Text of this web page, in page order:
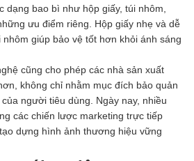
dạng bao bì như hộp giấy, túi nhôm,
ưu điểm riêng. Hộp giấy nhẹ và dễ
giúp bảo vệ tốt hơn khỏi ánh sáng
cũng cho phép các nhà sản xuất
không chỉ nhằm mục đích bảo quản
người tiêu dùng. Ngày nay, nhiều
các chiến lược marketing trực tiếp
dựng hình ảnh thương hiệu vững